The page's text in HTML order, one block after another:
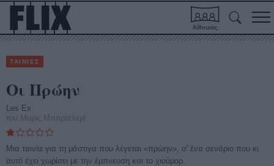
Αίθουσες
ΤΑΙΝΙΕΣ
Οι Πρώην
Les Ex
του Μορίς Μπαρτελεμί
Μια ταινία για τη μάστιγα που λέγεται «πρώην», σ' ένα σενάριο που κι
αυτό έχει χωρίσει με την έμπνευση και το χιούμορ.